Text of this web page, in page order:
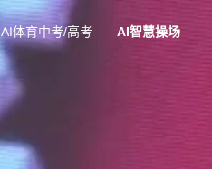
AI体育中考/高考 AI智慧操场